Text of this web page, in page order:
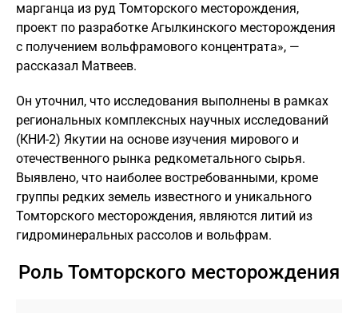
марганца из руд Томторского месторождения,
проект по разработке Агылкинского месторождения
с получением вольфрамового концентрата», —
рассказал Матвеев.
Он уточнил, что исследования выполнены в рамках
региональных комплексных научных исследований
(КНИ-2) Якутии на основе изучения мирового и
отечественного рынка редкометального сырья.
Выявлено, что наиболее востребованными, кроме
группы редких земель известного и уникального
Томторского месторождения, являются литий из
гидроминеральных рассолов и вольфрам.
Роль Томторского месторождения